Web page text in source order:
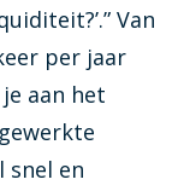
Van
per jaar
aan het
snel en